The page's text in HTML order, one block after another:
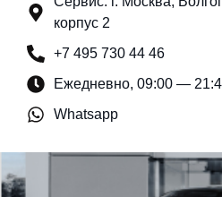
корпус 2
+7 495 730 44 46
Ежедневно, 09:00 —
Whatsapp